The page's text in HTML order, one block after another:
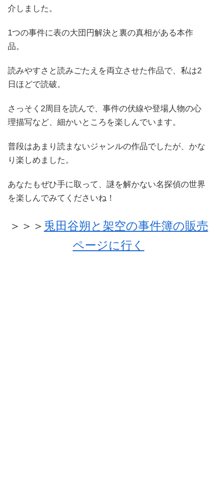
介しました。
1つの事件に表の大団円解決と裏の真相がある本作
品。
読みやすさと読みごたえを両立させた作品で、私は2
日ほどで読破。
さっそく2周目を読んで、事件の伏線や登場人物の心
理描写など、細かいところを楽しんでいます。
普段はあまり読まないジャンルの作品でしたが、かな
り楽しめました。
あなたもぜひ手に取って、謎を解かない名探偵の世界
を楽しんでみてくださいね！
＞＞＞ 兎田谷朔と架空の事件簿の販売
ページに行く